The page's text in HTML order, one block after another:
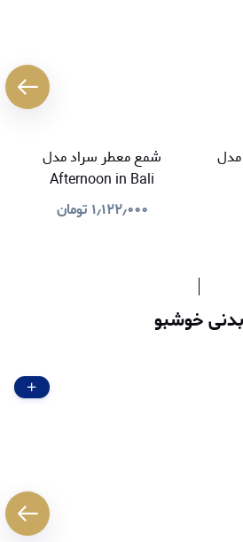
مدل
شمع معطر سراد مدل
Afternoon in Bali
۱٫۱۲۲٫۰۰۰ تومان
بدنی خوشبو